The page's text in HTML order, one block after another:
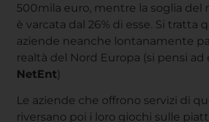
500mila euro, mentre la soglia del
è varcata dal 26% di esse. Si tratta
aziende neanche lontanamente
realtà del Nord Europa (si pensi ad
NetEnt)
Le aziende che offrono servizi di
riversano poi i loro giochi sulle